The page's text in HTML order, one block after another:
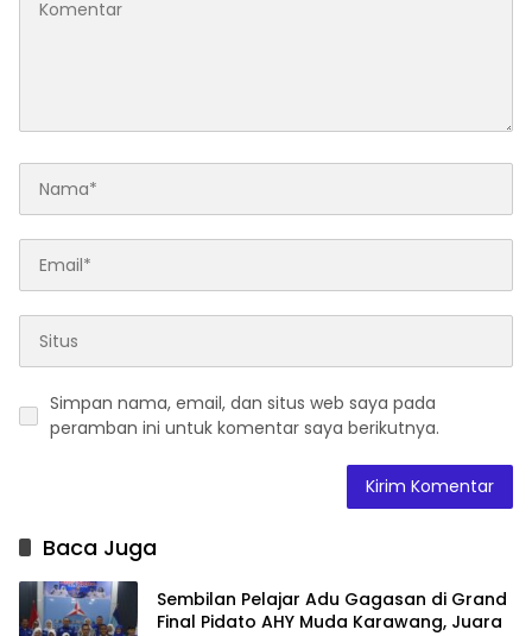
Simpan nama, email, dan situs web saya pada
peramban ini untuk komentar saya berikutnya.
Baca Juga
Sembilan Pelajar Adu Gagasan di Grand
Final Pidato AHY Muda Karawang, Juara